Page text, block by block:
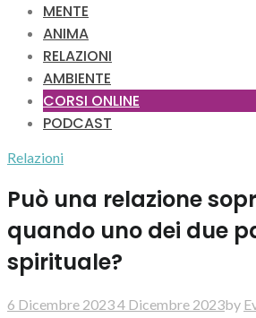
MENTE
ANIMA
RELAZIONI
AMBIENTE
CORSI ONLINE
PODCAST
Relazioni
Può una relazione
quando uno dei due
spirituale?
6 Dicembre 20234 Dicembre 2023by